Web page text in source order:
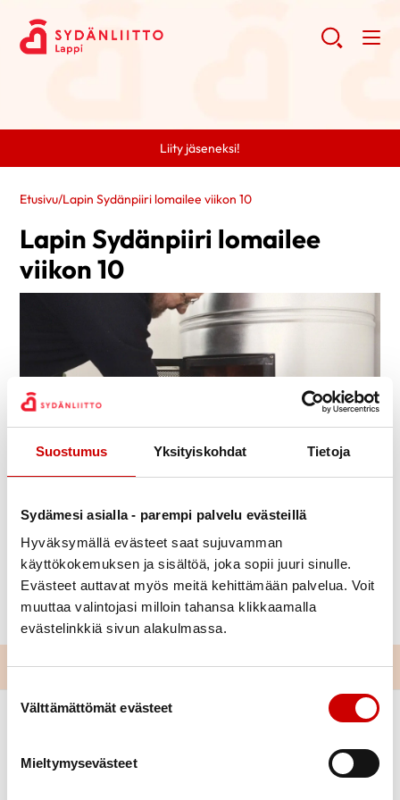
Suostumus Yksityiskohdat Tietoja
Sydämesi asialla - parempi palvelu evästeillä
Hyväksymällä evästeet saat sujuvamman
käyttökokemuksen ja sisältöä, joka sopii juuri sinulle.
Evästeet auttavat myös meitä kehittämään palvelua. Voit
muuttaa valintojasi milloin tahansa klikkaamalla
evästelinkkiä sivun alakulmassa.
Suostumuksen valinta
Välttämättömät evästeet
Mieltymysevästeet
Liity jäseneksi!
Etusivu/Lapin Sydänpiiri lomailee viikon 10
Lapin Sydänpiiri lomailee
viikon 10
Julkaistu 3.3.2022
Jaa WhatsappJaa Facebook
Jaa TwitterJaa LinkedinJaa EmailJaa Print
Lapin Sydänpiirin toimisto suljettuna viikolla 10.
Palaamme työn ääreen 14.3. klo 9